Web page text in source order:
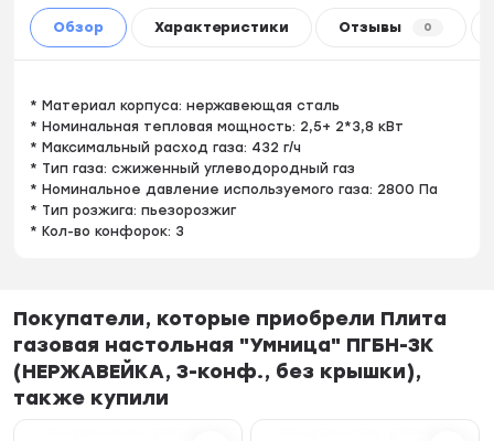
Обзор Характеристики Отзывы 0
* Материал корпуса: нержавеющая сталь
* Номинальная тепловая мощность: 2,5+ 2*3,8 кВт
* Максимальный расход газа: 432 г/ч
* Тип газа: сжиженный углеводородный газ
* Номинальное давление используемого газа: 2800 Па
* Тип розжига: пьезорозжиг
* Кол-во конфорок: 3
Покупатели, которые приобрели Плита
газовая настольная "Умница" ПГБН-3К
(НЕРЖАВЕЙКА, 3-конф., без крышки),
также купили